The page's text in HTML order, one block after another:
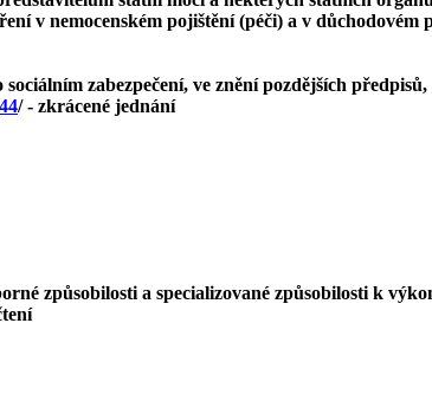
v nemocenském pojištění (péči) a v důchodovém
zabezpečení, ve znění pozdějších
44/ - zkrácené jednání
způsobilosti a specializované způsobilosti k